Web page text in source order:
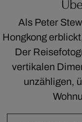
Als Peter
Hongkong
Der
vertikalen
unzähligen,